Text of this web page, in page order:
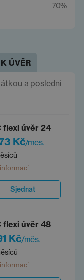
70%
ÚVĚR
a poslední
flexi úvěr 24
Kč/měs.
Sjednat
flexi úvěr 48
Kč/měs.